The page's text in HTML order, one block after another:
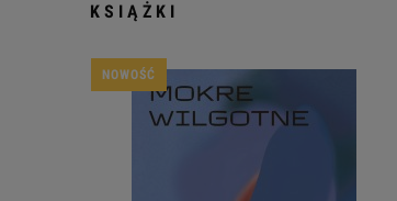
KSIĄŻKI
NOWOŚĆ